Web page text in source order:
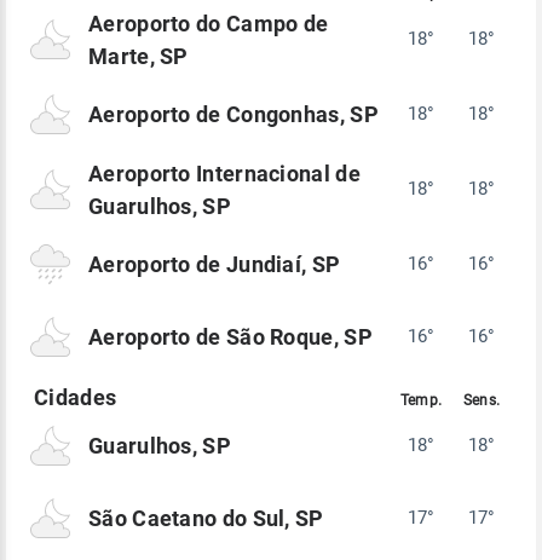
Aeroporto do Campo de
Marte, SP
18° 18°
Aeroporto de Congonhas, SP 18° 18°
Aeroporto Internacional de
Guarulhos, SP
18° 18°
Aeroporto de Jundiaí, SP 16° 16°
Aeroporto de São Roque, SP 16° 16°
Guarulhos, SP 18° 18°
São Caetano do Sul, SP 17° 17°